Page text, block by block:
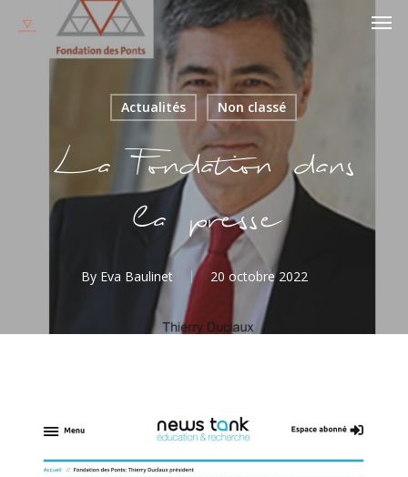
Actualités Non classé
La Fondation dans
la presse
By Eva Baulinet 20 octobre 2022